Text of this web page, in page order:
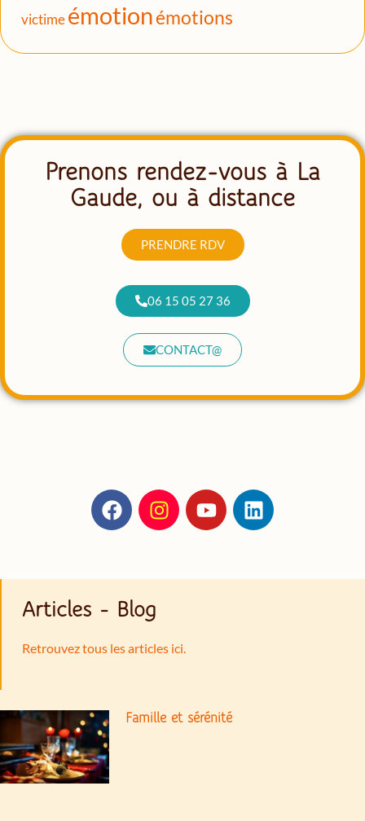
victimeémotionémotions
Prenons rendez-vous à La
Gaude, ou à distance
PRENDRE RDV
06 15 05 27 36
CONTACT@
Articles - Blog
Retrouvez tous les articles ici.
Famille et sérénité